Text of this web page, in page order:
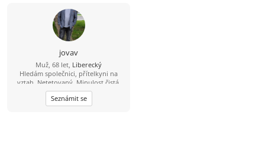
Hledám usměvavou ženu, která má
ráda život, trochu humoru a
nepotřebuje dokonalost – stačí jí
pohoda, smích a společné chvíle.
jovav
Muž, 68 let, Liberecký
Hledám společnici, přítelkyni na
vztah. Netetovaný, Minulost čistá.
Finančně nezávislý.
Seznámit se